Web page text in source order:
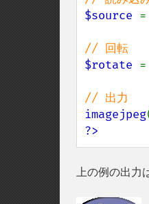
$source =
$rotate =
imagejpeg
?>
上の例の出力